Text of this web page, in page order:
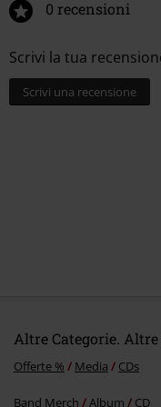
0 recensioni
Scrivi la tua
Scrivi una recensione
Altre Categorie. Altre
Offerte % Media CDs
Band Merch Album CD